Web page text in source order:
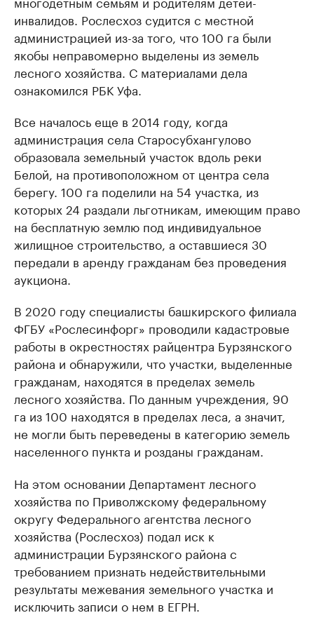
инвалидов. Рослесхоз судится с местной
администрацией из-за того, что 100 га были
якобы неправомерно выделены из земель
лесного хозяйства. С материалами дела
ознакомился РБК Уфа.
Все началось еще в 2014 году, когда
администрация села Старосубхангулово
образовала земельный участок вдоль реки
Белой, на противоположном от центра села
берегу. 100 га поделили на 54 участка, из
которых 24 раздали льготникам, имеющим право
на бесплатную землю под индивидуальное
жилищное строительство, а оставшиеся 30
передали в аренду гражданам без проведения
аукциона.
В 2020 году специалисты башкирского филиала
ФГБУ «Рослесинфорг» проводили кадастровые
работы в окрестностях райцентра Бурзянского
района и обнаружили, что участки, выделенные
гражданам, находятся в пределах земель
лесного хозяйства. По данным учреждения, 90
га из 100 находятся в пределах леса, а значит,
не могли быть переведены в категорию земель
населенного пункта и розданы гражданам.
На этом основании Департамент лесного
хозяйства по Приволжскому федеральному
округу Федерального агентства лесного
хозяйства (Рослесхоз) подал иск к
администрации Бурзянского района с
требованием признать недействительными
результаты межевания земельного участка и
исключить записи о нем в ЕГРН.